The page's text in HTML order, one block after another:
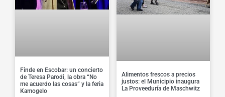
Finde en Escobar: un concierto
de Teresa Parodi, la obra “No
me acuerdo las cosas” y la feria
Kamogelo
Alimentos frescos a precios
justos: el Municipio inaugura
La Proveeduría de Maschwitz